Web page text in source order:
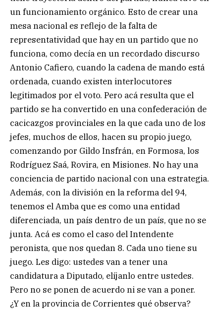
un funcionamiento orgánico. Esto de crear una
mesa nacional es reflejo de la falta de
representatividad que hay en un partido que no
funciona, como decía en un recordado discurso
Antonio Cafiero, cuando la cadena de mando está
ordenada, cuando existen interlocutores
legitimados por el voto. Pero acá resulta que el
partido se ha convertido en una confederación de
cacicazgos provinciales en la que cada uno de los
jefes, muchos de ellos, hacen su propio juego,
comenzando por Gildo Insfrán, en Formosa, los
Rodríguez Saá, Rovira, en Misiones. No hay una
conciencia de partido nacional con una estrategia.
Además, con la división en la reforma del 94,
tenemos el Amba que es como una entidad
diferenciada, un país dentro de un país, que no se
junta. Acá es como el caso del Intendente
peronista, que nos quedan 8. Cada uno tiene su
juego. Les digo: ustedes van a tener una
candidatura a Diputado, elíjanlo entre ustedes.
Pero no se ponen de acuerdo ni se van a poner.
¿Y en la provincia de Corrientes qué observa?